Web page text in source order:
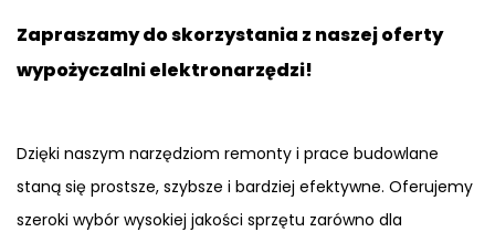
Zapraszamy do skorzystania z naszej oferty
wypożyczalni elektronarzędzi!
Dzięki naszym narzędziom remonty i prace budowlane
staną się prostsze, szybsze i bardziej efektywne. Oferujemy
szeroki wybór wysokiej jakości sprzętu zarówno dla